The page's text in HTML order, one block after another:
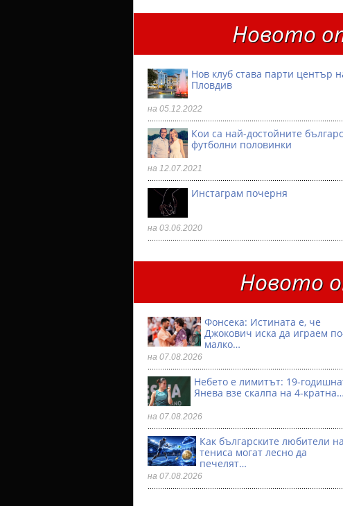
Новото
Нов клуб става парти център
Пловдив
на 05.12.2022
Кои са най-достойните
футболни половинки
на 12.07.2021
Инстаграм почерня
на 03.06.2020
Новото
Фонсека: Истината е, че
Джокович иска да играем
малко…
на 07.08.2026
Небето е лимитът: 19-
Янева взe скалпа на 4-кратна…
на 07.08.2026
Как българските любители на
тениса могат лесно да
печелят…
на 07.08.2026